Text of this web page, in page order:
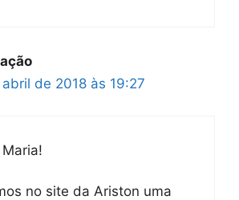
de 2018 às 19:27
no site da Ariston uma